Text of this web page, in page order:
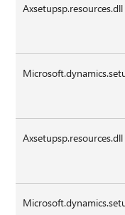
Axsetupsp.resources.dll
Axsetupsp.resources.dll